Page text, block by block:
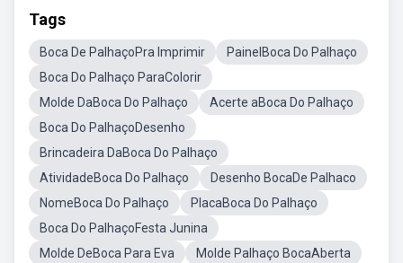
Tags
Boca De PalhaçoPra Imprimir
PainelBoca Do Palhaço
Boca Do Palhaço ParaColorir
Molde DaBoca Do Palhaço
Acerte aBoca Do Palhaço
Boca Do PalhaçoDesenho
Brincadeira DaBoca Do Palhaço
AtividadeBoca Do Palhaço
Desenho BocaDe Palhaco
NomeBoca Do Palhaço
PlacaBoca Do Palhaço
Boca Do PalhaçoFesta Junina
Molde DeBoca Para Eva
Molde Palhaço BocaAberta